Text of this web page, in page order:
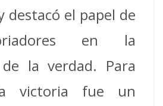
destacó el papel de
en la
la verdad. Para
victoria fue un